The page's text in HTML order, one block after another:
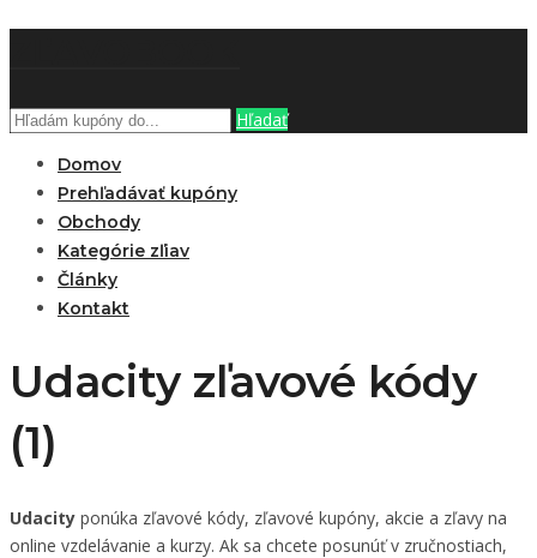
Hľadať
Domov
Prehľadávať kupóny
Obchody
Kategórie zľiav
Články
Kontakt
Udacity zľavové kódy
(1)
Udacity ponúka zľavové kódy, zľavové kupóny, akcie a zľavy na
online vzdelávanie a kurzy. Ak sa chcete posunúť v zručnostiach,